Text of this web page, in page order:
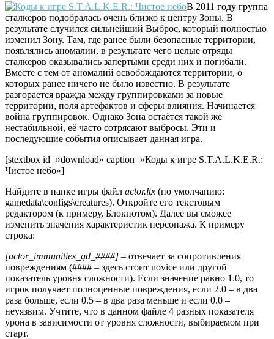
В 2011 году группа
сталкеров подобралась очень близко к центру Зоны. В
результате случился сильнейший Выброс, который полностью
изменил Зону. Там, где ранее были безопасные территории,
появлялись аномалии, в результате чего целые отряды
сталкеров оказывались запертыми среди них и погибали.
Вместе с тем от аномалий освобождаются территории, о
которых ранее ничего не было известно. В результате
разгорается вражда между группировками за новые
территории, поля артефактов и сферы влияния. Начинается
война группировок. Однако Зона остаётся такой же
нестабильной, её часто сотрясают выбросы. Эти и
последующие события описывает данная игра.
[stextbox id=»download» caption=»Коды к игре S.T.A.L.K.E.R.:
Чистое небо»]
Найдите в папке игры файл actor.ltx (по умолчанию:
gamedata\configs\creatures). Откройте его текстовым
редактором (к примеру, Блокнотом). Далее вы сможее
изменить значения характеристик персонажа. К примеру
строка:
[actor_immunities_gd_####] – отвечает за сопротивления
повреждениям (#### – здесь стоит novice или другой
показатель уровня сложности). Если значение равно 1.0, то
игрок получает полноценные повреждения, если 2.0 – в два
раза больше, если 0.5 – в два раза меньше и если 0.0 –
неуязвим. Учтите, что в данном файле 4 разных показателя
урона в зависимости от уровня сложности, выбираемом при
старт.